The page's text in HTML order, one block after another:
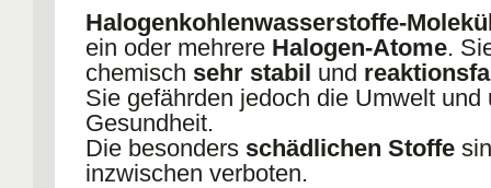
Halogenkohlenwasserstoffe-
ein oder mehrere Halogen-Atome.
chemisch sehr stabil und
Sie gefährden jedoch die Umwelt und
Gesundheit.
Die besonders schädlichen Stoffe
inzwischen verboten.